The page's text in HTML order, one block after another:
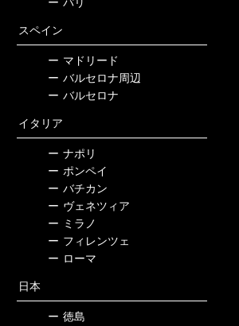
ー パリ
スペイン
ー マドリード
ー バルセロナ周辺
ー バルセロナ
イタリア
ー ナポリ
ー ポンペイ
ー バチカン
ー ヴェネツィア
ー ミラノ
ー フィレンツェ
ー ローマ
日本
ー 徳島